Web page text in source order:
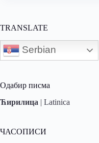
TRANSLATE
Serbian
Одабир писма
Ћирилица | Latinica
ЧАСОПИСИ